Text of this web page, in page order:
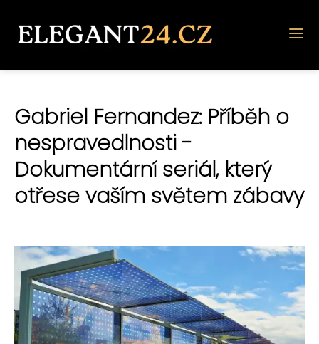
Gabriel Fernandez: Příběh o
nespravedlnosti -
Dokumentární seriál, který
otřese vaším světem zábavy